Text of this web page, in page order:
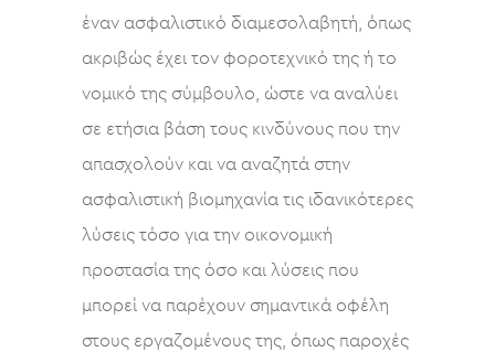
έναν ασφαλιστικό διαμεσολαβητή, όπως
ακριβώς έχει τον φοροτεχνικό της ή το
νομικό της σύμβουλο, ώστε να αναλύει
σε ετήσια βάση τους κινδύνους που την
απασχολούν και να αναζητά στην
ασφαλιστική βιομηχανία τις ιδανικότερες
λύσεις τόσο για την οικονομική
προστασία της όσο και λύσεις που
μπορεί να παρέχουν σημαντικά οφέλη
στους εργαζομένους της, όπως παροχές